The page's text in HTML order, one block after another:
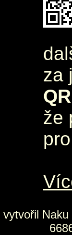
za
že
vytvořil Naku